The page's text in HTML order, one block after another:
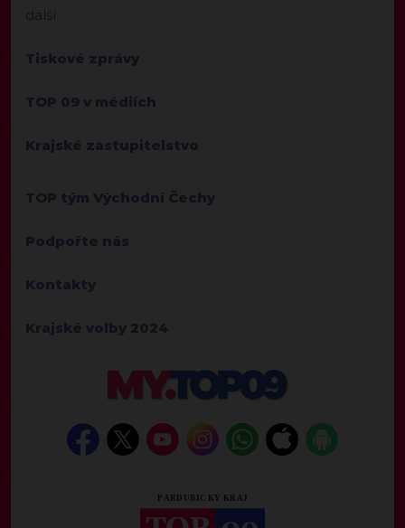
další
Tiskové zprávy
TOP 09 v médiích
Krajské zastupitelstvo
TOP tým Východní Čechy
Podpořte nás
Kontakty
Krajské volby 2024